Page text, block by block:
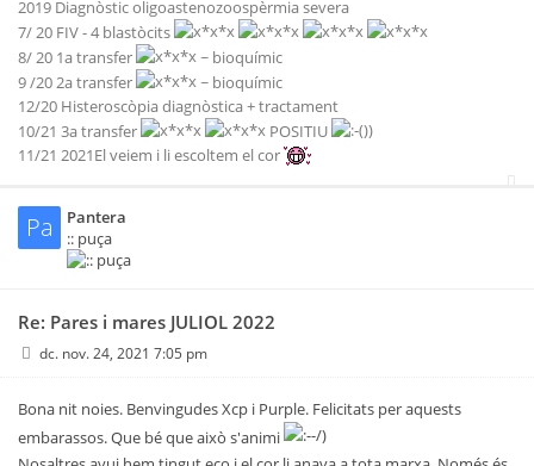
2019 Diagnòstic oligoastenozoospèrmia severa
7/ 20 FIV - 4 blastòcits
8/ 20 1a transfer
~ bioquímic
9 /20 2a transfer
~ bioquímic
12/20 Histeroscòpia diagnòstica + tractament
10/21 3a transfer
POSITIU
11/21 2021El veiem i li escoltem el cor
Pa
Pantera
:: puça
Re: Pares i mares JULIOL 2022
dc. nov. 24, 2021 7:05 pm
Bona nit noies. Benvingudes Xcp i Purple. Felicitats per aquests
embarassos. Que bé que això s'animi